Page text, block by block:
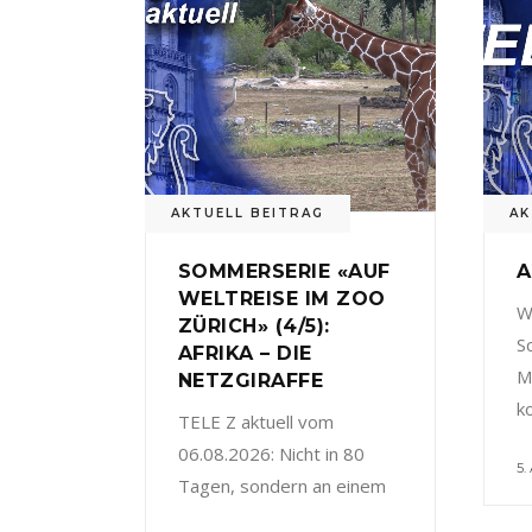
AKTUELL BEITRAG
SOMMERSERIE «AUF
WELTREISE IM ZOO
ZÜRICH» (4/5):
AFRIKA – DIE
NETZGIRAFFE
TELE Z aktuell vom
06.08.2026: Nicht in 80
Tagen, sondern an einem
5.